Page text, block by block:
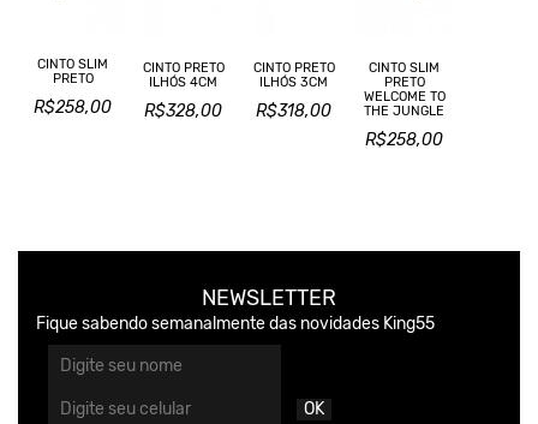
CINTO SLIM
PRETO
R$258,00
CINTO PRETO
ILHÓS 4CM
R$328,00
CINTO PRETO
ILHÓS 3CM
R$318,00
CINTO SLIM
PRETO
WELCOME TO
THE JUNGLE
R$258,00
NEWSLETTER
Fique sabendo semanalmente das novidades King55
OK